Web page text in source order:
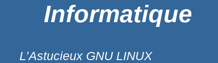
Informatique
L’Astucieux GNU LINUX